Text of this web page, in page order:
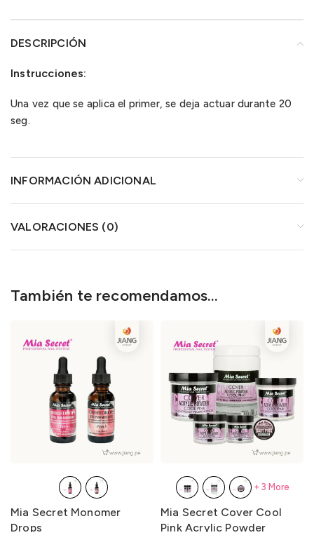
DESCRIPCIÓN
Instrucciones:
Una vez que se aplica el primer, se deja actuar durante 20
seg.
INFORMACIÓN ADICIONAL
VALORACIONES (0)
También te recomendamos…
Mia Secret Monomer
Drops
Mia Secret Cover Cool
Pink Acrylic Powder
+3 More